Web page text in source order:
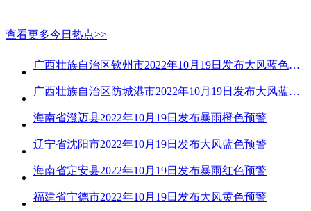
查看更多今日热点>>
广西壮族自治区钦州市2022年10月19日发布大风蓝色预警
广西壮族自治区防城港市2022年10月19日发布大风蓝色预警
海南省澄迈县2022年10月19日发布暴雨橙色预警
辽宁省沈阳市2022年10月19日发布大风蓝色预警
海南省定安县2022年10月19日发布暴雨红色预警
福建省宁德市2022年10月19日发布大风黄色预警